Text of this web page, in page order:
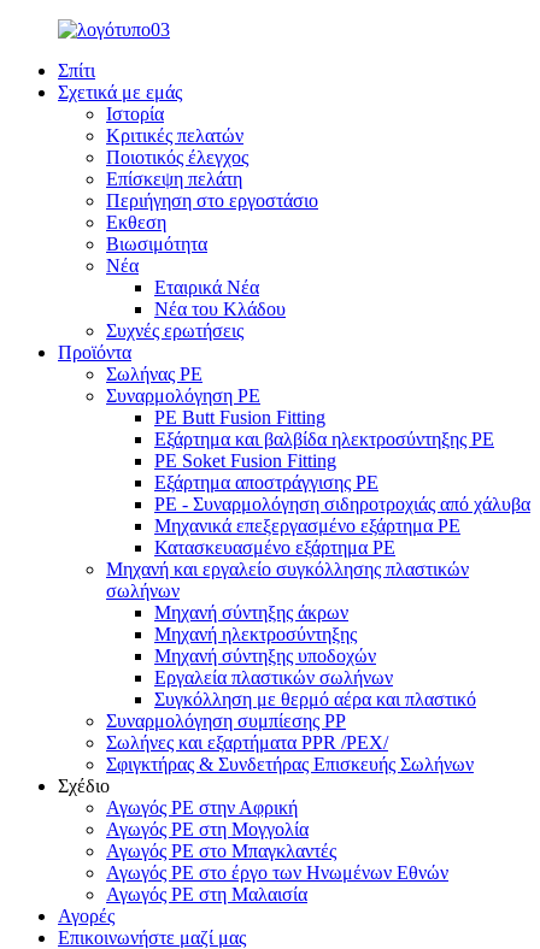
Σπίτι
Σχετικά με εμάς
Ιστορία
Κριτικές πελατών
Ποιοτικός έλεγχος
Επίσκεψη πελάτη
Περιήγηση στο εργοστάσιο
Εκθεση
Βιωσιμότητα
Νέα
Εταιρικά Νέα
Νέα του Κλάδου
Συχνές ερωτήσεις
Προϊόντα
Σωλήνας PE
Συναρμολόγηση PE
PE Butt Fusion Fitting
Εξάρτημα και βαλβίδα ηλεκτροσύντηξης PE
PE Soket Fusion Fitting
Εξάρτημα αποστράγγισης PE
PE - Συναρμολόγηση σιδηροτροχιάς από χάλυβα
Μηχανικά επεξεργασμένο εξάρτημα PE
Κατασκευασμένο εξάρτημα PE
Μηχανή και εργαλείο συγκόλλησης πλαστικών
σωλήνων
Μηχανή σύντηξης άκρων
Μηχανή ηλεκτροσύντηξης
Μηχανή σύντηξης υποδοχών
Εργαλεία πλαστικών σωλήνων
Συγκόλληση με θερμό αέρα και πλαστικό
Συναρμολόγηση συμπίεσης PP
Σωλήνες και εξαρτήματα PPR /PEX/
Σφιγκτήρας & Συνδετήρας Επισκευής Σωλήνων
Σχέδιο
Αγωγός PE στην Αφρική
Αγωγός PE στη Μογγολία
Αγωγός PE στο Μπαγκλαντές
Αγωγός PE στο έργο των Ηνωμένων Εθνών
Αγωγός PE στη Μαλαισία
Αγορές
Επικοινωνήστε μαζί μας